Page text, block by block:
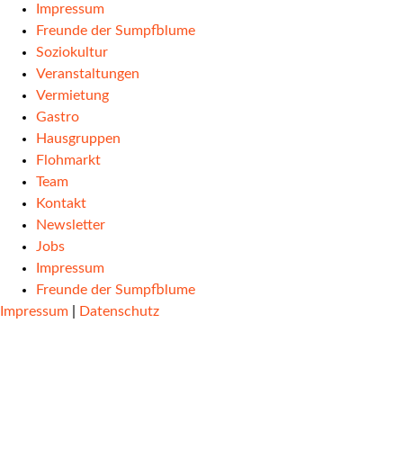
Impressum
Freunde der Sumpfblume
Soziokultur
Veranstaltungen
Vermietung
Gastro
Hausgruppen
Flohmarkt
Team
Kontakt
Newsletter
Jobs
Impressum
Freunde der Sumpfblume
Impressum
Datenschutz